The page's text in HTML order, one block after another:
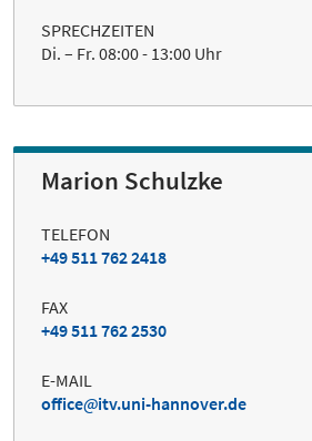
SPRECHZEITEN
Di. – Fr. 08:00 - 13:00 Uhr
Marion Schulzke
TELEFON
+49 511 762 2418
FAX
+49 511 762 2530
E-MAIL
office
itv.uni-hannover.de